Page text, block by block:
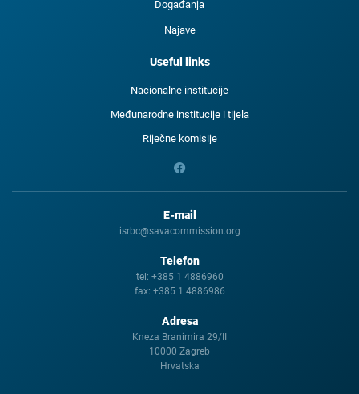
Događanja
Najave
Useful links
Nacionalne institucije
Međunarodne institucije i tijela
Riječne komisije
E-mail
isrbc@savacommission.org
Telefon
tel: +385 1 4886960
fax: +385 1 4886986
Adresa
Kneza Branimira 29/II
10000 Zagreb
Hrvatska